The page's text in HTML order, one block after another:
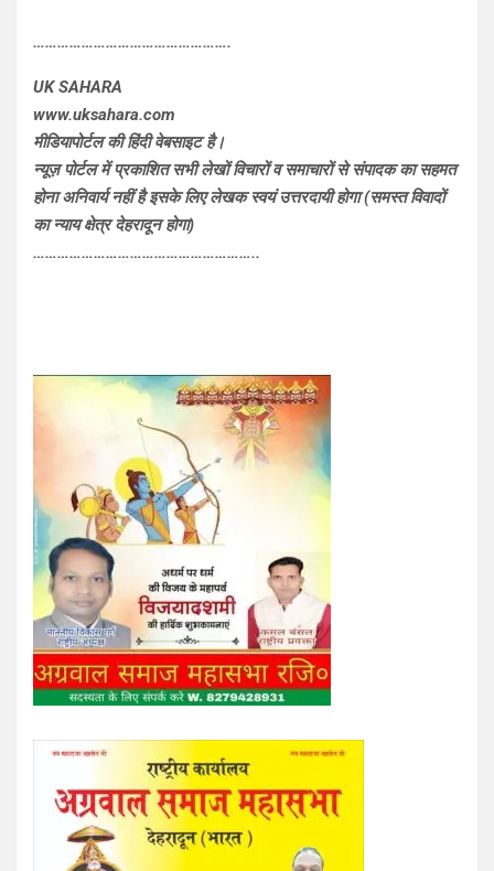
………………………………………….
UK SAHARA
www.uksahara.com
मीडियापोर्टल की हिंदी वेबसाइट है।
न्यूज़ पोर्टल में प्रकाशित सभी लेखों विचारों व समाचारों से संपादक का सहमत
होना अनिवार्य नहीं है इसके लिए लेखक स्वयं उत्तरदायी होगा (समस्त विवादों
का न्याय क्षेत्र देहरादून होगा)
………………………………………………..